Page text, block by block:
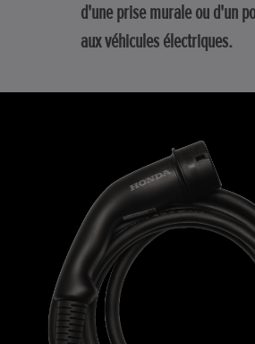
d'une prise murale ou d'un
aux véhicules électriques.